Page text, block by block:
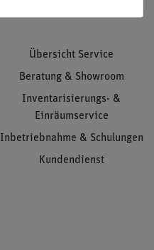
Übersicht Service
Beratung & Showroom
Inventarisierungs- &
Einräumservice
Inbetriebnahme & Schulungen
Kundendienst